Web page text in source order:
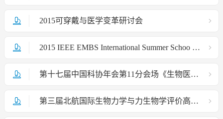
2015可穿戴与医学变革研讨会
2015 IEEE EMBS International Summer Schoo lof Neural Engineering -Brain Stimulation and Neuromodulat
第十七届中国科协年会第11分会场《生物医学工程高技术（含医疗器械）产业变革与技术转化论坛》征文通知
第三届北航国际生物力学与力生物学评价高级研讨班